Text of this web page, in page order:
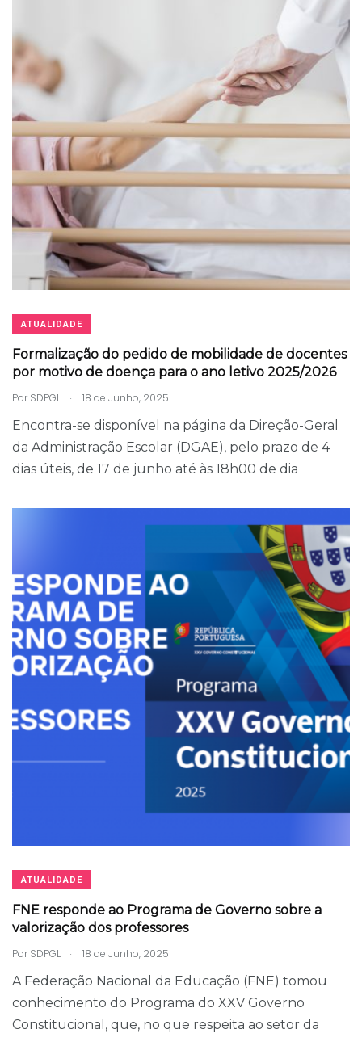
ATUALIDADE
Formalização do pedido de mobilidade de docentes
por motivo de doença para o ano letivo 2025/2026
Por SDPGL . 18 de Junho, 2025
Encontra-se disponível na página da Direção-Geral
da Administração Escolar (DGAE), pelo prazo de 4
dias úteis, de 17 de junho até às 18h00 de dia
ATUALIDADE
FNE responde ao Programa de Governo sobre a
valorização dos professores
Por SDPGL . 18 de Junho, 2025
A Federação Nacional da Educação (FNE) tomou
conhecimento do Programa do XXV Governo
Constitucional, que, no que respeita ao setor da